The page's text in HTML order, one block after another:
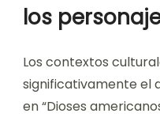
los
Los contextos
significativamente el
en “Dioses